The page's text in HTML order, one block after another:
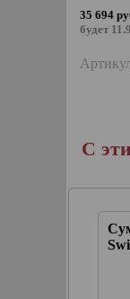
35 694
будет
С